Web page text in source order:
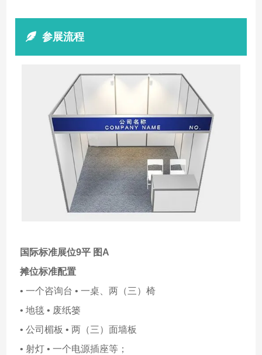
参展流程
国际标准展位9平 图A
摊位标准配置
• 一个咨询台 • 一桌、两（三）椅
• 地毯 • 废纸篓
• 公司楣板 • 两（三）面墙板
• 射灯 • 一个电源插座等；